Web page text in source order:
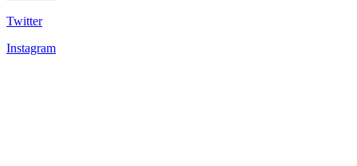
Twitter
Instagram